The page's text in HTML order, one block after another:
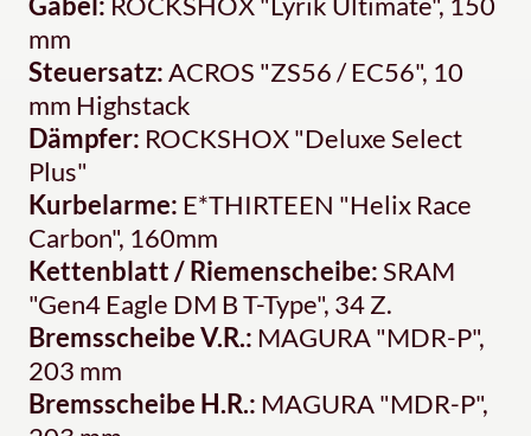
mm
Steuersatz:ACROS "ZS56 / EC56", 10
mm Highstack
Dämpfer: ROCKSHOX "Deluxe Select
Plus"
Kurbelarme: E*THIRTEEN "Helix Race
Carbon", 160mm
Kettenblatt / Riemenscheibe:SRAM
"Gen4 Eagle DM B T-Type", 34 Z.
Bremsscheibe V.R.: MAGURA "MDR-P",
203 mm
Bremsscheibe H.R.: MAGURA "MDR-P",